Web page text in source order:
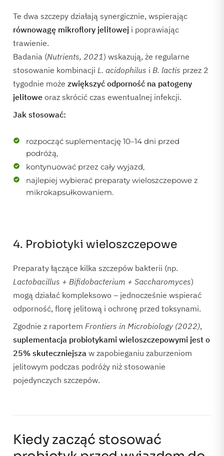
Te dwa szczepy działają synergicznie, wspierając
równowagę mikroflory jelitowej i poprawiając
trawienie.
Badania (Nutrients, 2021) wskazują, że regularne
stosowanie kombinacji L. acidophilus i B. lactis przez 2
tygodnie może zwiększyć odporność na patogeny
jelitowe oraz skrócić czas ewentualnej infekcji.
Jak stosować:
rozpocząć suplementację 10–14 dni przed
podróżą,
kontynuować przez cały wyjazd,
najlepiej wybierać preparaty wieloszczepowe z
mikrokapsułkowaniem.
4. Probiotyki wieloszczepowe
Preparaty łączące kilka szczepów bakterii (np.
Lactobacillus + Bifidobacterium + Saccharomyces)
mogą działać kompleksowo – jednocześnie wspierać
odporność, florę jelitową i ochronę przed toksynami.
Zgodnie z raportem Frontiers in Microbiology (2022),
suplementacja probiotykami wieloszczepowymi jest o
25% skuteczniejsza w zapobieganiu zaburzeniom
jelitowym podczas podróży niż stosowanie
pojedynczych szczepów.
Kiedy zacząć stosować